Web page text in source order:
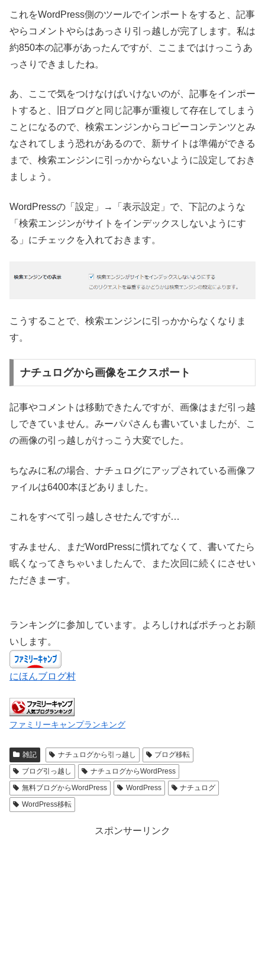
これをWordPress側のツールでインポートをすると、記事
やらコメントやらはあっさり引っ越しが完了します。私は
約850本の記事があったんですが、ここまではけっこうあ
っさりできましたね。
あ、ここで気をつけなけばいけないのが、記事をインポー
トすると、旧ブログと同じ記事が重複して存在してしまう
ことになるので、検索エンジンからコピーコンテンツとみ
なされてしまう恐れがあるので、新サイトは準備ができる
まで、検索エンジンに引っかからないように設定しておき
ましょう。
WordPressの「設定」→「表示設定」で、下記のような
「検索エンジンがサイトをインデックスしないようにす
る」にチェックを入れておきます。
こうすることで、検索エンジンに引っかからなくなりま
す。
ナチュログから画像をエクスポート
記事やコメントは移動できたんですが、画像はまだ引っ越
しできていません。みーパパさんも書いていましたが、こ
の画像の引っ越しがけっこう大変でした。
ちなみに私の場合、ナチュログにアップされている画像フ
ァイルは6400本ほどありました。
これをすべて引っ越しさせたんですが…
すみません、まだWordPressに慣れてなくて、書いてたら
眠くなってきちゃいましたんで、また次回に続くにさせい
ただきまーす。
ランキングに参加しています。よろしければポチっとお願
いします。
にほんブログ村
ファミリーキャンプランキング
雑記 ナチュログから引っ越し
ブログ移転
ブログ引っ越し
ナチュログからWordPress
無料ブログからWordPress
WordPress
ナチュログ
WordPress移転
スポンサーリンク